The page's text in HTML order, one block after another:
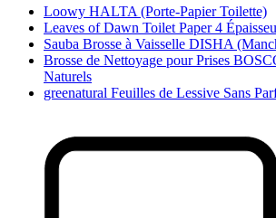
Loowy HALTA (Porte-Papier Toilette)
Leaves of Dawn Toilet Paper 4
Sauba Brosse à Vaisselle DISHA
Brosse de Nettoyage pour Prises
Naturels
greenatural Feuilles de Lessive Sans